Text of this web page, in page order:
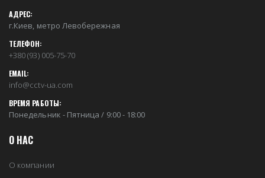
АДРЕС:
г.Киев, метро Левобережная
ТЕЛЕФОН:
+380 (93) 005-75-70
EMAIL:
info@cctv-ua.com
ВРЕМЯ РАБОТЫ:
Понедельник - Пятница / 9:00 - 18:00
О НАС
О компании